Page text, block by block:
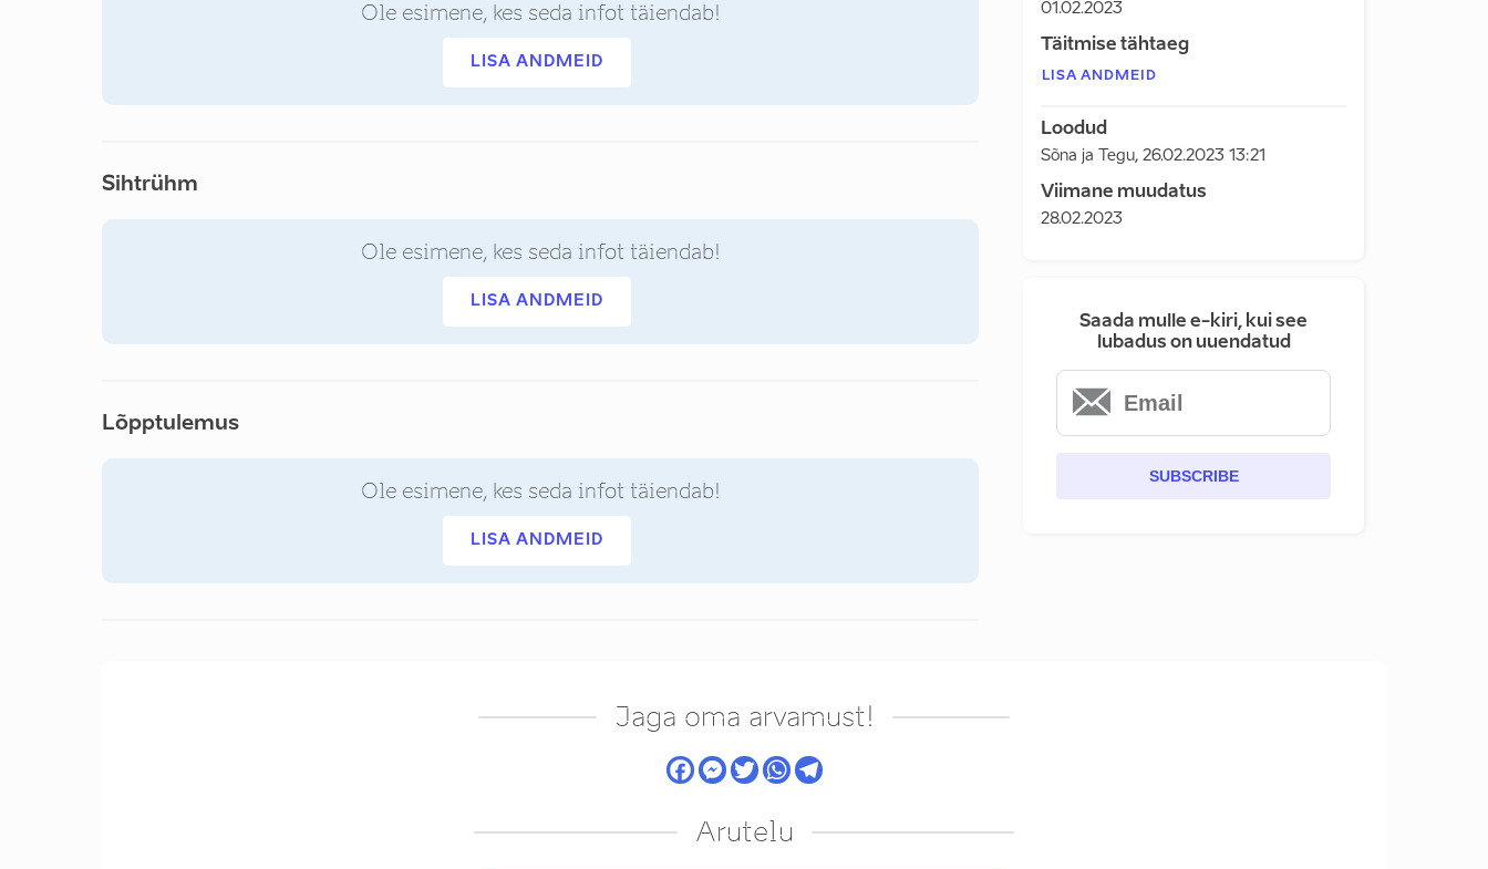
Ole esimene, kes seda infot täiendab!
LISA ANDMEID
Sihtrühm
Ole esimene, kes seda infot täiendab!
LISA ANDMEID
Lõpptulemus
Ole esimene, kes seda infot täiendab!
LISA ANDMEID
01.02.2023
Täitmise tähtaeg
LISA ANDMEID
Loodud
Sõna ja Tegu, 26.02.2023 13:21
Viimane muudatus
28.02.2023
Saada mulle e-kiri, kui see
lubadus on uuendatud
SUBSCRIBE
Jaga oma arvamust!
Arutelu